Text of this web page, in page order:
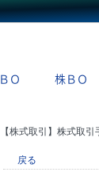
ＢＯ 株ＢＯ
【株式取引】株式取
戻る